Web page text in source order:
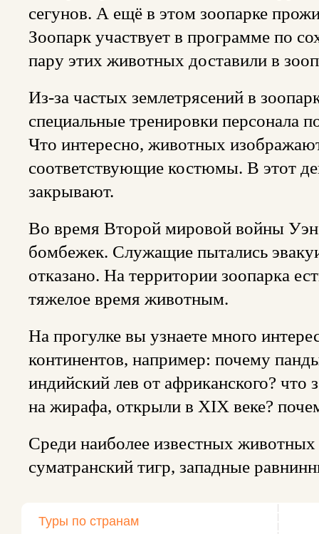
сегунов. А ещё в этом зоопарке
Зоопарк участвует в программе по
пару этих животных доставили в
Из-за частых землетрясений в
специальные тренировки персонала
Что интересно, животных
соответствующие костюмы. В этот
закрывают.
Во время Второй мировой войны
бомбежек. Служащие пытались
отказано. На территории зоопарка
тяжелое время животным.
На прогулке вы узнаете много
континентов, например: почему
индийский лев от африканского? что
на жирафа, открыли в XIX веке?
Среди наиболее известных
суматранский тигр, западные
Туры по странам